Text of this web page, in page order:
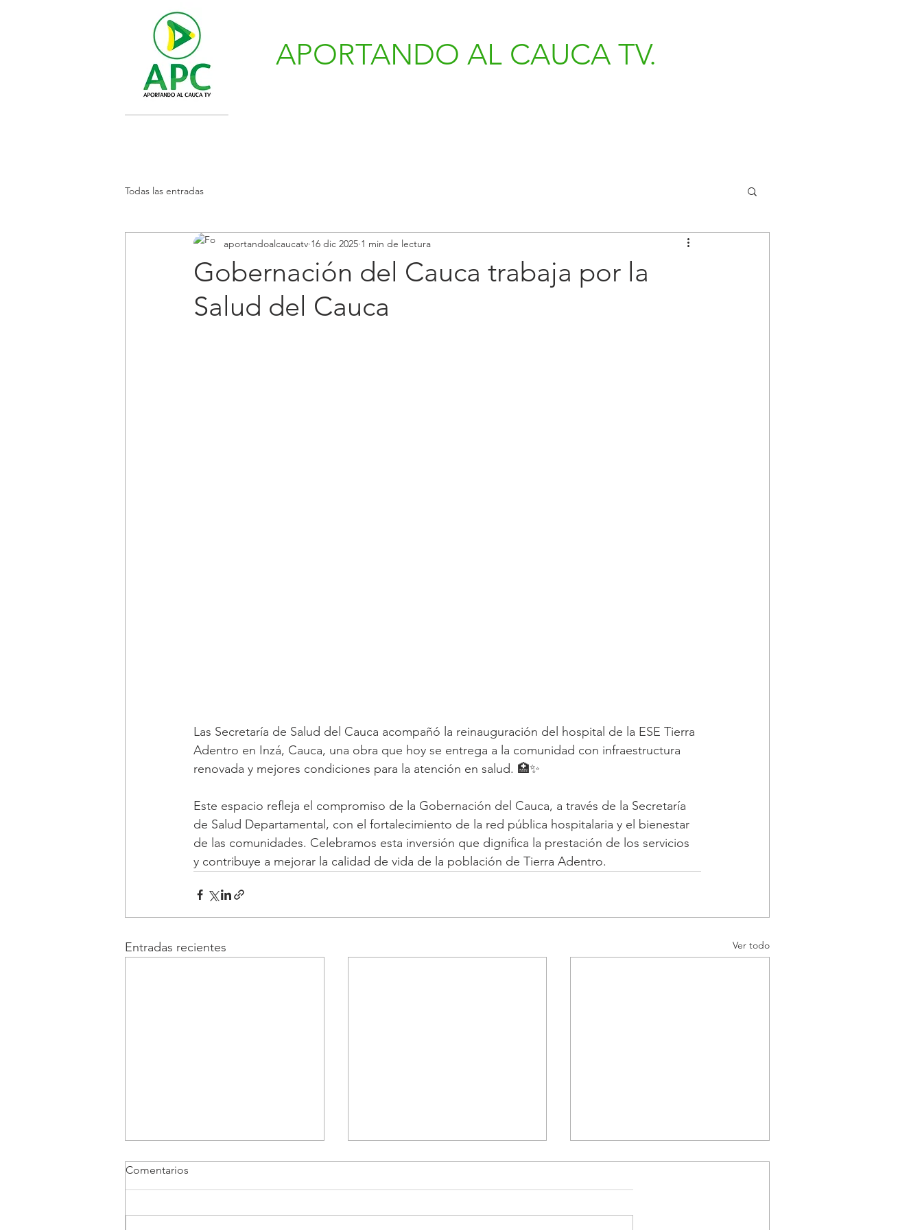
APORTANDO AL CAUCA TV.
Todas las entradas
Gobernación del Cauca trabaja por la
Salud del Cauca
aportandoalcaucatv 16 dic 2025 1 min de lectura
Las Secretaría de Salud del Cauca acompañó la reinauguración del hospital de la ESE Tierra
Adentro en Inzá, Cauca, una obra que hoy se entrega a la comunidad con infraestructura
renovada y mejores condiciones para la atención en salud. 🏥✨
Este espacio refleja el compromiso de la Gobernación del Cauca, a través de la Secretaría
de Salud Departamental, con el fortalecimiento de la red pública hospitalaria y el bienestar
de las comunidades. Celebramos esta inversión que dignifica la prestación de los servicios
y contribuye a mejorar la calidad de vida de la población de Tierra Adentro.
Entradas recientes Ver todo
Comentarios